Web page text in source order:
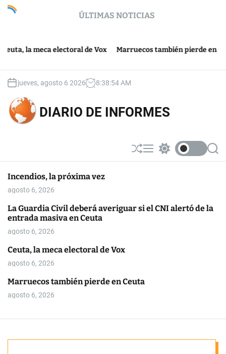
c
ÚLTIMAS NOTICIAS
electoral de Vox Marruecos también pierde en Ceuta
jueves, agosto 6 2026 8:38:54AM
DIARIO DE INFORMES
S
h
M
e w
o
S
e
Incendios, la próxima vez
agosto 6, 2026
La Guardia Civil deberá averiguar si el CNI alertó de la
entrada masiva en Ceuta
agosto 6, 2026
Ceuta, la meca electoral de Vox
agosto 6, 2026
Marruecos también pierde en Ceuta
agosto 6, 2026